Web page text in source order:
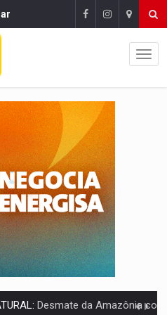
de medicamentos pela Shopee, mas